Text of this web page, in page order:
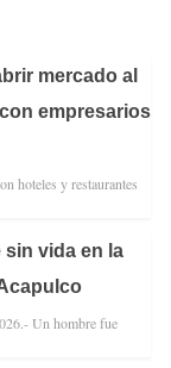
mercado al
empresarios
hoteles y restaurantes
sin vida en la
Un hombre fue